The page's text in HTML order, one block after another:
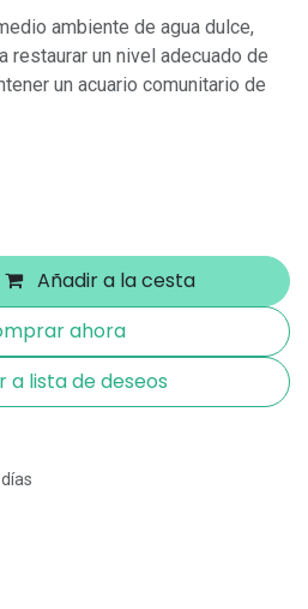
ambiente de agua dulce,
restaurar un nivel adecuado de
un acuario comunitario de
Añadir a la cesta
ahora
a lista de deseos